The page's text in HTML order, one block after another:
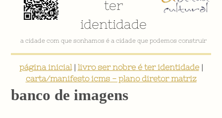
ter
identidade
a cidade com que sonhamos é a cidade que podemos construir
página inicial| livro ser nobre é ter identidade|
carta/manifesto icms - plano diretor matriz
banco de imagens